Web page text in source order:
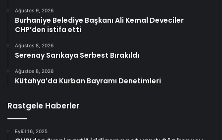
Ağustos 9, 2026
Burhaniye Belediye Başkanı Ali Kemal Deveciler
CHP’den istifa etti
Ağustos 8, 2026
Serenay Sarıkaya Serbest Bırakıldı
Ağustos 8, 2026
Kütahya’da Kurban Bayramı Denetimleri
Rastgele Haberler
Eylül 16, 2025